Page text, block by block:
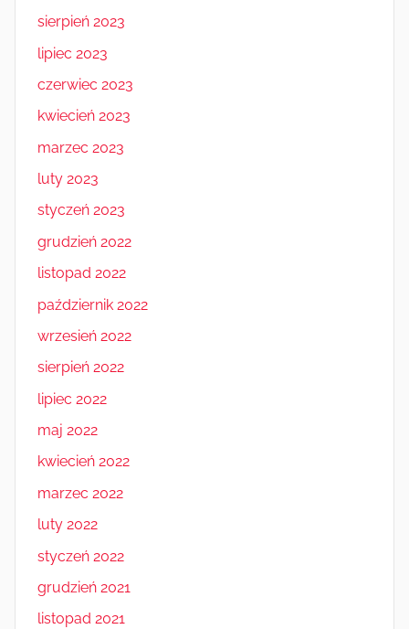
sierpień 2023
lipiec 2023
czerwiec 2023
kwiecień 2023
marzec 2023
luty 2023
styczeń 2023
grudzień 2022
listopad 2022
październik 2022
wrzesień 2022
sierpień 2022
lipiec 2022
maj 2022
kwiecień 2022
marzec 2022
luty 2022
styczeń 2022
grudzień 2021
listopad 2021